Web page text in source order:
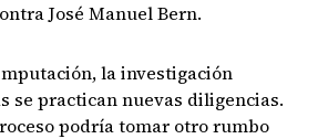
José Manuel Bern.
la investigación
se practican nuevas diligencias.
podría tomar otro rumbo